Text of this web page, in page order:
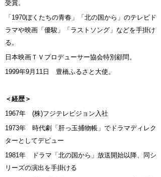
受賞。
「1970ぼくたちの青春」「北の国から」のテレビド
ラマや映画「優駿」「ラストソング」などを手掛け
る。
日本映画ＴＶプロデューサー協会特別顧問。
1999年9月11日 豊橋ふるさと大使。
＜経歴＞
1967年 (株)フジテレビジョン入社
1973年 時代劇「肝っ玉捕物帳」でドラマディレク
ターとしてデビュー
1981年 ドラマ「北の国から」放送開始以降、同シ
リーズの演出を手掛ける